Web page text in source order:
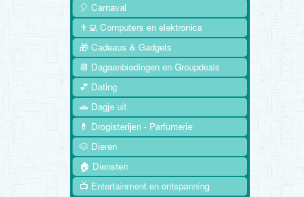
🎈 Carnaval
👨‍💻 Computers en elektronica
🎁 Cadeaus & Gadgets
📆 Dagaanbiedingen en Groupdeals
💕 Dating
🚗 Dagje uit
💊 Drogisterijen - Parfumerie
🐶 Dieren
🏠 Diensten
📺 Entertainment en ontspanning